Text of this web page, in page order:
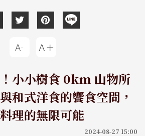
小小樹食 0km 山物所
和式洋食的饗食空間，
理的無限可能
2024-08-27 15:00